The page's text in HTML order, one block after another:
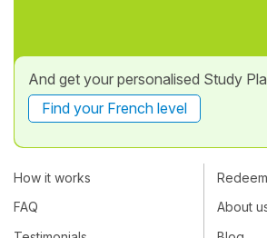
And get your personalised Study
Find your French level
How it works
FAQ
About